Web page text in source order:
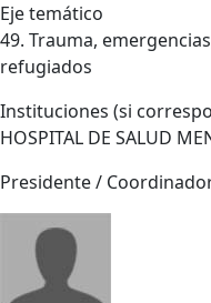
Eje temático
49. Trauma,
refugiados
Instituciones (si
HOSPITAL DE SALUD
Presidente /